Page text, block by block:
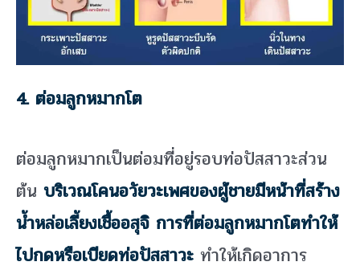
4. ต่อมลูกหมากโต
ต่อมลูกหมากเป็นต่อมที่อยู่รอบท่อปัสสาวะส่วน
ต้น บริเวณโคนอวัยวะเพศของผู้ชายมีหน้าที่สร้าง
น้ำหล่อเลี้ยงเชื้ออสุจิ การที่ต่อมลูกหมากโตทำให้
ไปกดหรือเบียดท่อปัสสาวะ ทำให้เกิดอาการ